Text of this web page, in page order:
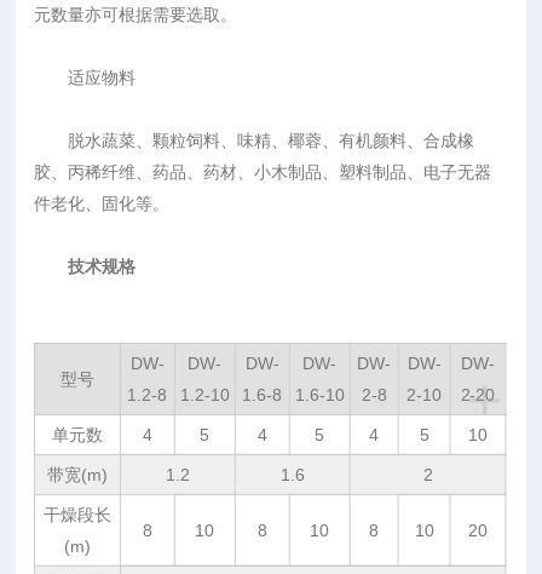
元数量亦可根据需要选取。
适应物料
脱水蔬菜、颗粒饲料、味精、椰蓉、有机颜料、合成橡
胶、丙稀纤维、药品、药材、小木制品、塑料制品、电子无器
件老化、固化等。
技术规格
+
型号
DW-
1.2-8
DW-
1.2-10
DW-
1.6-8
DW-
1.6-10
DW-
2-8
DW-
2-10
DW-
2-20
单元数 4 5 4 5 4 5 10
带宽(m) 1.2 1.6 2
干燥段长
(m)
8 10 8 10 8 10 20